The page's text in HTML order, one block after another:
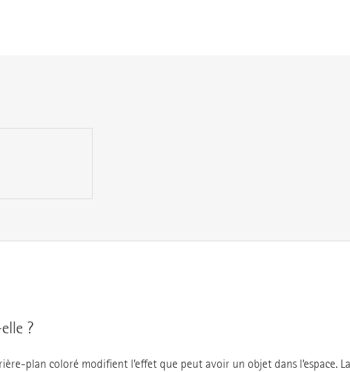
?
plan coloré modifient l’effet que peut avoir un objet dans l’espace.